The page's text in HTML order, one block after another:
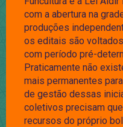
com a abertura na
produções
os editais são
com período pré-
Praticamente não
mais permanentes
de gestão dessas
coletivos precisam
recursos do próprio